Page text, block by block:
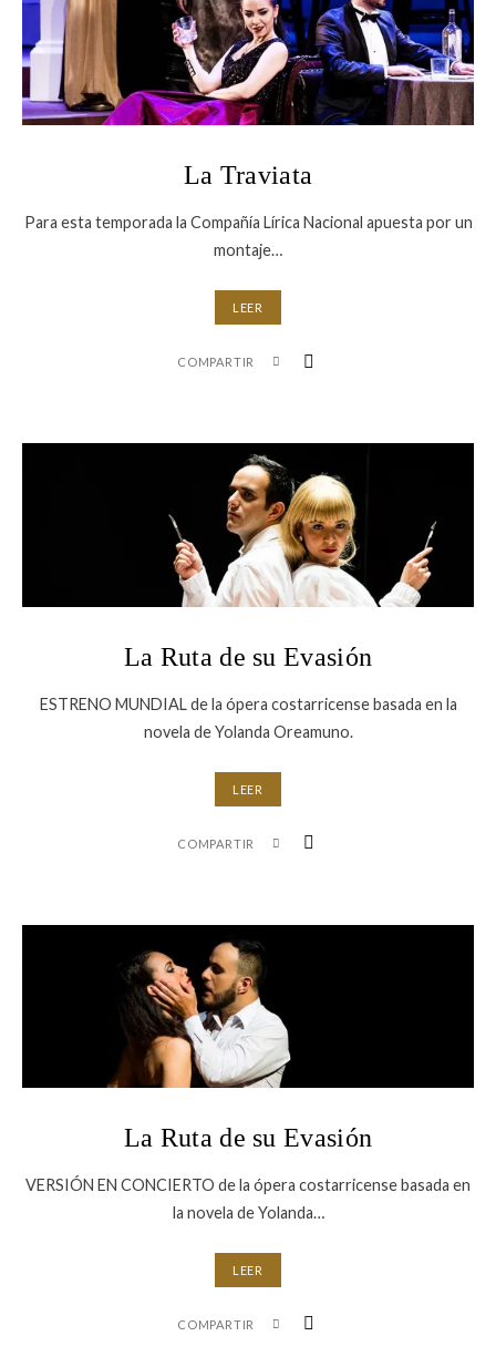
La Traviata
Para esta temporada la Compañía Lírica Nacional apuesta por un
montaje…
LEER
COMPARTIR
La Ruta de su Evasión
ESTRENO MUNDIAL de la ópera costarricense basada en la
novela de Yolanda Oreamuno.
LEER
COMPARTIR
La Ruta de su Evasión
VERSIÓN EN CONCIERTO de la ópera costarricense basada en
la novela de Yolanda…
LEER
COMPARTIR